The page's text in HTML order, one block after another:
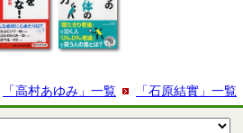
「石原結實」一覧
「高村あゆみ」一覧